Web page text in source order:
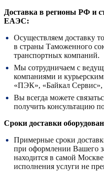
Доставка в регионы РФ и
ЕАЭС:
Осуществляем доставку
в страны Таможенного
транспортных компаний.
Мы сотрудничаем с
компаниями и
«ПЭК», «Байкал
Вы всегда можете
получить консультацию
Сроки доставки
Примерные сроки
при оформлении Вашего
находится в самой
исполнения услуги не